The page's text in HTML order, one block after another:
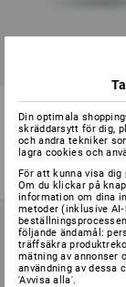
3M filterpatron
variant
från 586,25 kr
(inkl. moms) från 5
Din optimala
skräddarsytt för dig,
och andra tekniker
lagra cookies och
För att kunna visa
Om du klickar på
information om dina
metoder (inklusive
följande ändamål:
träffsäkra
mätning av annonser
användning av dessa
'Avvisa alla'.